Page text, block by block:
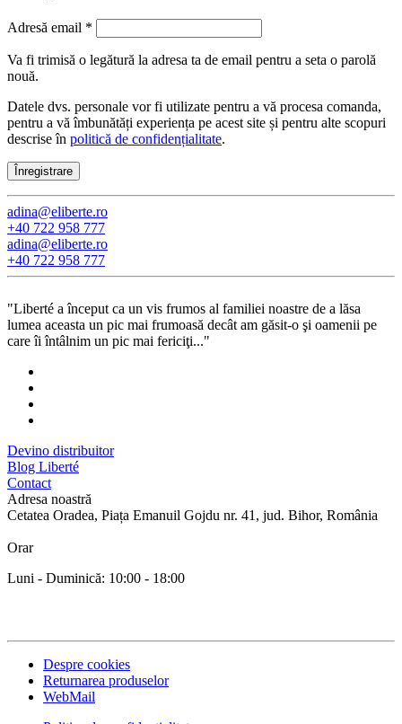
Adresă email *
Va fi trimisă o legătură la adresa ta de email pentru a seta o parolă
nouă.
Datele dvs. personale vor fi utilizate pentru a vă procesa comanda,
pentru a vă îmbunătăți experiența pe acest site și pentru alte scopuri
descrise în politică de confidențialitate.
Înregistrare
adina@eliberte.ro
+40 722 958 777
adina@­eliberte.ro
+40 722 958 777
"Liberté a început ca un vis frumos al familiei noastre de a lăsa
lumea aceasta un pic mai frumoasă decât am găsit-o şi oamenii pe
care îi întâlnim un pic mai fericiţi..."
Devino distribuitor
Blog Liberté
Contact
Adresa noastră
Cetatea Oradea, Piața Emanuil Gojdu nr. 41, jud. Bihor, România
Orar
Luni - Duminică: 10:00 - 18:00
Despre cookies
Returnarea produselor
WebMail